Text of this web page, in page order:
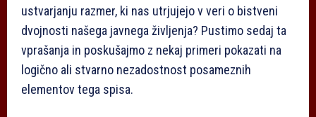
ustvarjanju razmer, ki nas utrjujejo v veri o bistveni
dvojnosti našega javnega življenja? Pustimo sedaj ta
vprašanja in poskušajmo z nekaj primeri pokazati na
logično ali stvarno nezadostnost posameznih
elementov tega spisa.